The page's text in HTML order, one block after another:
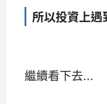
所以投資上遇
繼續看下去...